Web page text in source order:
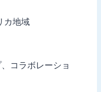
カ地域
コラボレーショ